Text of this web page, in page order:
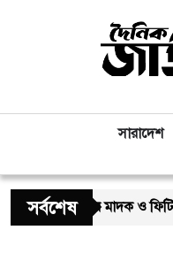
সারাদেশ
সর্বশেষ
ও ফিটিং বাণিজ্য!